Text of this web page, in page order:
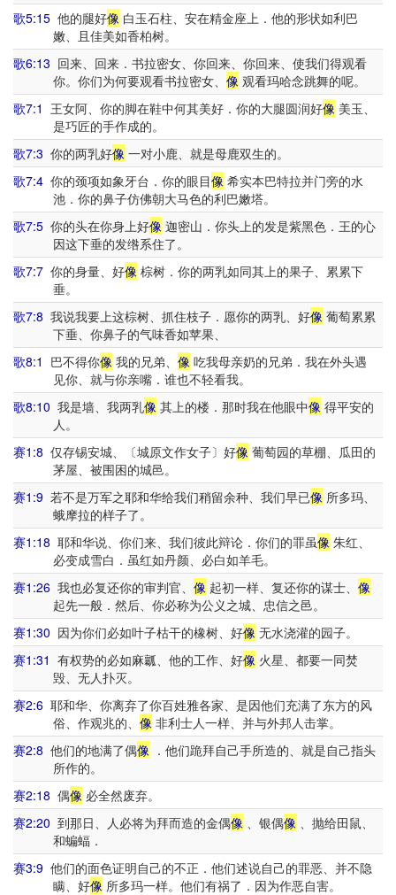
歌5:15 他的腿好像 白玉石柱、安在精金座上．他的形状如利巴
嫩、且佳美如香柏树。
歌6:13 回来、回来．书拉密女、你回来、你回来、使我们得观看
你。你们为何要观看书拉密女、 像观看玛哈念跳舞的呢。
歌7:1 王女阿、你的脚在鞋中何其美好．你的大腿圆润好像 美玉、
是巧匠的手作成的。
歌7:3 你的两乳好像 一对小鹿、就是母鹿双生的。
歌7:4 你的颈项如象牙台．你的眼目像 希实本巴特拉并门旁的水
池．你的鼻子仿佛朝大马色的利巴嫩塔。
歌7:5 你的头在你身上好像 迦密山．你头上的发是紫黑色．王的心
因这下垂的发绺系住了。
歌7:7 你的身量、好像 棕树．你的两乳如同其上的果子、累累下
垂。
歌7:8 我说我要上这棕树、抓住枝子．愿你的两乳、好像 葡萄累累
下垂、你鼻子的气味香如苹果、
歌8:1 巴不得你像 我的兄弟、 像 吃我母亲奶的兄弟．我在外头遇
见你、就与你亲嘴．谁也不轻看我。
歌8:10 我是墙、我两乳像 其上的楼．那时我在他眼中像 得平安的
人。
赛1:8 仅存锡安城、〔城原文作女子〕好像 葡萄园的草棚、瓜田的
茅屋、被围困的城邑。
赛1:9 若不是万军之耶和华给我们稍留余种、我们早已像 所多玛、
蛾摩拉的样子了。
赛1:18 耶和华说、你们来、我们彼此辩论．你们的罪虽像 朱红、
必变成雪白．虽红如丹颜、必白如羊毛。
赛1:26 我也必复还你的审判官、 像 起初一样、复还你的谋士、 像
起先一般．然后、你必称为公义之城、忠信之邑。
赛1:30 因为你们必如叶子枯干的橡树、好像 无水浇灌的园子。
赛1:31 有权势的必如麻瓤、他的工作、好像 火星、都要一同焚
毁、无人扑灭。
赛2:6 耶和华、你离弃了你百姓雅各家、是因他们充满了东方的风
俗、作观兆的、 像非利士人一样、并与外邦人击掌。
赛2:8 他们的地满了偶像 ．他们跪拜自己手所造的、就是自己指头
所作的。
赛2:18 偶像 必全然废弃。
赛2:20 到那日、人必将为拜而造的金偶像 、银偶像 、抛给田鼠、
和蝙蝠．
赛3:9 他们的面色证明自己的不正．他们述说自己的罪恶、并不隐
瞒、好像所多玛一样。他们有祸了．因为作恶自害。